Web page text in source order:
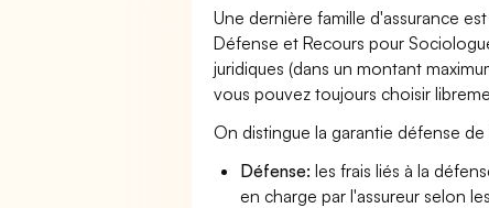
Une dernière famille d'assurance
Défense et Recours pour
juridiques (dans un montant
vous pouvez toujours choisir
On distingue la garantie défense de
Défense: les frais liés à la
en charge par l'assureur selon